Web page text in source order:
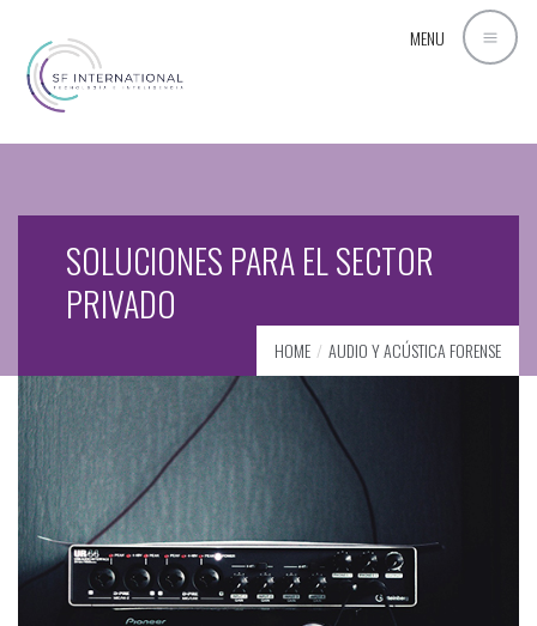
MENU
SOLUCIONES PARA EL SECTOR
PRIVADO
HOME AUDIO Y ACÚSTICA FORENSE